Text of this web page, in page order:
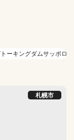
ーキングダムサッポロ
札幌市